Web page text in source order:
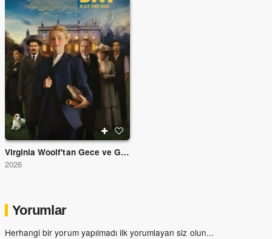
Virginia Woolf'tan Gece ve Gündüz
2026
Yorumlar
Herhangi bir yorum yapılmadı ilk yorumlayan siz olun...